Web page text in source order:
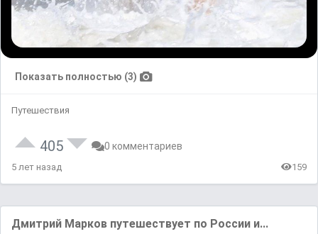
Показать полностью (3)
Путешествия
405 0 комментариев
5 лет назад 159
Дмитрий Мaрков путешествует по России и...